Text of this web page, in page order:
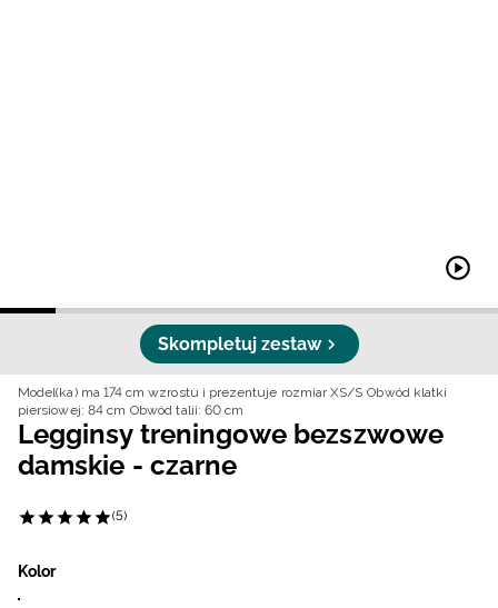
Skompletuj zestaw
Model(ka) ma 174 cm wzrostu i prezentuje rozmiar XS/S Obwód klatki
piersiowej: 84 cm Obwód talii: 60 cm
Legginsy treningowe bezszwowe
damskie - czarne
(5)
Kolor